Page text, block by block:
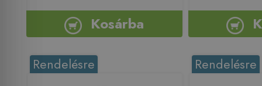
Kosárba
Rendelésre Rendelésre